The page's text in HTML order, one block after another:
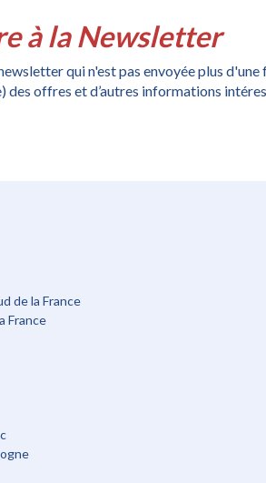
à la Newsletter
qui n'est pas envoyée plus
des offres et d’autres informations
de la France
France